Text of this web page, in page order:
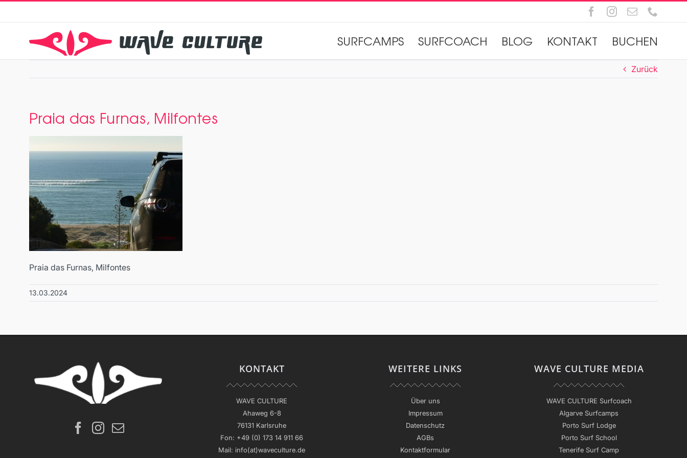
Facebook
Instagram
E-
Mail
SURFCAMPS SURFCOACH BLOG KONTAKT BUCHEN
Zurück
Praia das Furnas, Milfontes
Praia das Furnas, Milfontes
13.03.2024
KONTAKT
WAVE CULTURE
Ahaweg 6-8
76131 Karlsruhe
Fon: +49 (0) 173 14 911 66
Mail: info(at)waveculture.de
WEITERE LINKS
Über uns
Impressum
Datenschutz
AGBs
Kontaktformular
WAVE CULTURE MEDIA
WAVE CULTURE Surfcoach
Algarve Surfcamps
Porto Surf Lodge
Porto Surf School
Tenerife Surf Camp